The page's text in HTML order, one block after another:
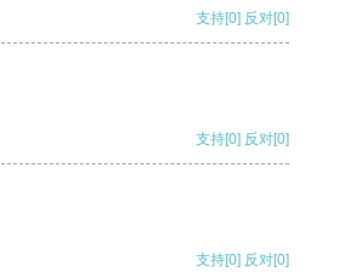
支持[0] 反对[0]
支持[0] 反对[0]
支持[0] 反对[0]